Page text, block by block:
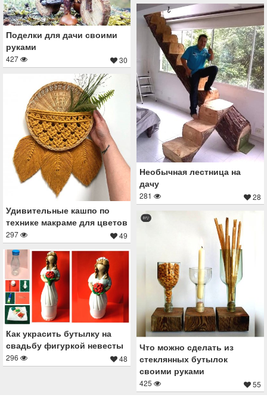
Поделки для дачи своими
руками
427 30
Необычная лестница на
дачу
281 28
Удивительные кашпо по
технике макраме для цветов
297 49
Что можно сделать из
стеклянных бутылок
своими руками
425 55
Как украсить бутылку на
свадьбу фигуркой невесты
296 48